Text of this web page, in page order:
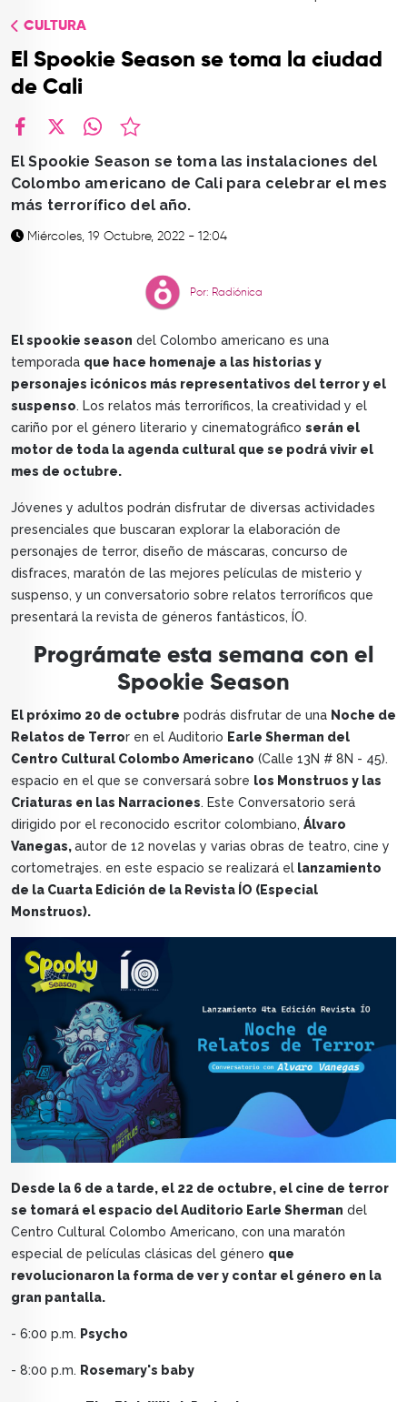
CONTACTO
CULTURA
El Spookie Season se toma la ciudad
de Cali
El Spookie Season se toma las instalaciones del
Colombo americano de Cali para celebrar el mes
más terrorífico del año.
Miércoles, 19 Octubre, 2022 - 12:04
Por: Radiónica
El spookie season del Colombo americano es una
temporada que hace homenaje a las historias y
personajes icónicos más representativos del terror y el
suspenso. Los relatos más terroríficos, la creatividad y el
cariño por el género literario y cinematográfico serán el
motor de toda la agenda cultural que se podrá vivir el
mes de octubre.
Jóvenes y adultos podrán disfrutar de diversas actividades
presenciales que buscaran explorar la elaboración de
personajes de terror, diseño de máscaras, concurso de
disfraces, maratón de las mejores películas de misterio y
suspenso, y un conversatorio sobre relatos terroríficos que
presentará la revista de géneros fantásticos, ÍO.
Prográmate esta semana con el
Spookie Season
El próximo 20 de octubre podrás disfrutar de una Noche de
Relatos de Terror en el Auditorio Earle Sherman del
Centro Cultural Colombo Americano (Calle 13N # 8N - 45).
espacio en el que se conversará sobre los Monstruos y las
Criaturas en las Narraciones. Este Conversatorio será
dirigido por el reconocido escritor colombiano, Álvaro
Vanegas,autor de 12 novelas y varias obras de teatro, cine y
cortometrajes. en este espacio se realizará el lanzamiento
de la Cuarta Edición de la Revista ÍO (Especial
Monstruos).
Desde la 6 de a tarde, el 22 de octubre, el cine de terror
se tomará el espacio del Auditorio Earle Sherman del
Centro Cultural Colombo Americano, con una maratón
especial de películas clásicas del género que
revolucionaron la forma de ver y contar el género en la
gran pantalla.
- 6:00 p.m. Psycho
- 8:00 p.m. Rosemary's baby